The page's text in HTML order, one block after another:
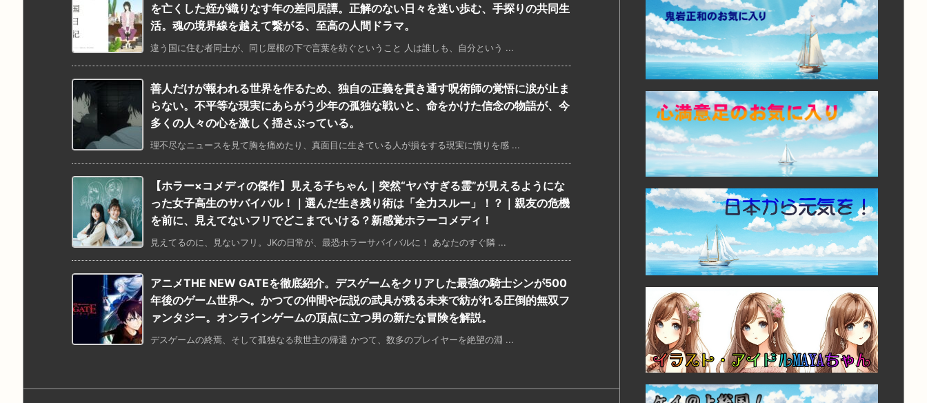
を亡くした姪が織りなす年の差同居譚。正解のない日々を迷い歩む、手探りの共同生
活。魂の境界線を越えて繋がる、至高の人間ドラマ。
違う国に住む者同士が、同じ屋根の下で言葉を紡ぐということ 人は誰しも、自分という ...
善人だけが報われる世界を作るため、独自の正義を貫き通す呪術師の覚悟に涙が止ま
らない。不平等な現実にあらがう少年の孤独な戦いと、命をかけた信念の物語が、今
多くの人々の心を激しく揺さぶっている。
理不尽なニュースを見て胸を痛めたり、真面目に生きている人が損をする現実に憤りを感 ...
【ホラー×コメディの傑作】見える子ちゃん｜突然“ヤバすぎる霊”が見えるようにな
った女子高生のサバイバル！｜選んだ生き残り術は「全力スルー」！？｜親友の危機
を前に、見えてないフリでどこまでいける？新感覚ホラーコメディ！
見えてるのに、見ないフリ。JKの日常が、最恐ホラーサバイバルに！ あなたのすぐ隣 ...
アニメTHE NEW GATEを徹底紹介。デスゲームをクリアした最強の騎士シンが500
年後のゲーム世界へ。かつての仲間や伝説の武具が残る未来で紡がれる圧倒的無双フ
ァンタジー。オンラインゲームの頂点に立つ男の新たな冒険を解説。
デスゲームの終焉、そして孤独なる救世主の帰還 かつて、数多のプレイヤーを絶望の淵 ...